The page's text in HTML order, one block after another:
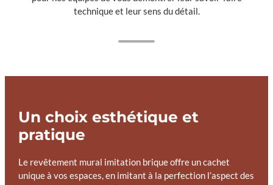
technique et leur sens du détail.
Un choix esthétique et
pratique
Le revêtement mural imitation brique offre un cachet
unique à vos espaces, en imitant à la perfection l’aspect des